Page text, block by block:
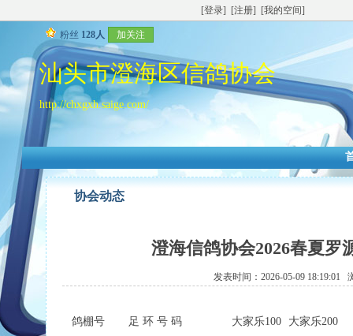
[登录] [注册] [我的空间]
粉丝 128人 加关注
汕头市澄海区信鸽协会
http://chxgxh.saige.com/
协会动态
澄海信鸽协会2026春夏罗
发表时间：2026-05-09 18:19:01
鸽棚号 足 环 号 码 大家乐100
大家乐200